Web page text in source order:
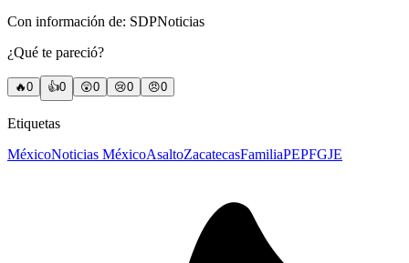
Con información de: SDPNoticias
¿Qué te pareció?
🔥0 👍0 😲0 😢0 😠0
Etiquetas
MéxicoNoticias MéxicoAsaltoZacatecasFamiliaPEPFGJE